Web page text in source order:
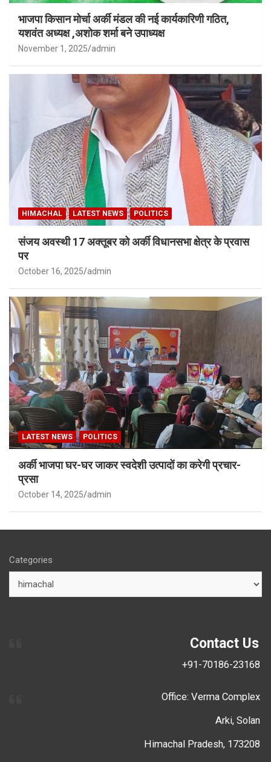
भाजपा किसान मोर्चा अर्की मंडल की नई कार्यकारिणी गठित,
यशवंत अध्यक्ष ,अशोक शर्मा बने उपाध्यक्ष
November 1, 2025 admin
HIMACHAL LATEST NEWS POLITICS
संजय अवस्थी 17 अक्तूबर को अर्की विधानसभा क्षेत्र के प्रवास
पर
October 16, 2025 admin
LATEST NEWS POLITICS
अर्की भाजपा घर-घर जाकर स्वदेशी उत्पादों का करेगी प्रचार-
प्रसा
October 14, 2025 admin
Categories
Contact Us
+91-70186-23168
Office: Verma Complex
Arki, Solan
Himachal Pradesh, 173208